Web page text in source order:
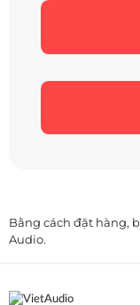
Bằng cách đặt hàng,
Audio.